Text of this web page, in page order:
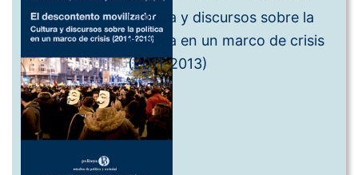
Cultura y discursos sobre la
política en un marco de crisis
(2011-2013)